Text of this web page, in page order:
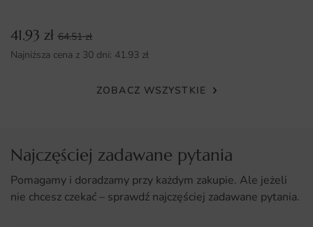
Dlaczego warto wybrać tę fototapetę
Wysoka jakość materiałów i druku zapewniająca trwałość.
Uniwersalność, pasująca do różnych stylów aranżacji
wnętrz.
41.93 zł 64.51zł
Najniższa cena z 30 dni: 41.93 zł
ZOBACZ WSZYSTKIE
Najczęściej zadawane pytania
Pomagamy i doradzamy przy każdym zakupie. Ale jeżeli
nie chcesz czekać – sprawdź najczęściej zadawane pytania.